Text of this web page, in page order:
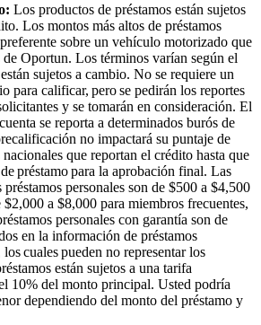
Los productos de préstamos están sujetos
Los montos más altos de préstamos
sobre un vehículo motorizado que
Oportun. Los términos varían según el
sujetos a cambio. No se requiere un
para calificar, pero se pedirán los reportes
y se tomarán en consideración. El
se reporta a determinados burós de
no impactará su puntaje de
que reportan el crédito hasta que
préstamo para la aprobación final. Las
personales son de $500 a $4,500
a $8,000 para miembros frecuentes,
personales con garantía son de
en la información de préstamos
cuales pueden no representar los
están sujetos a una tarifa
10% del monto principal. Usted podría
dependiendo del monto del préstamo y